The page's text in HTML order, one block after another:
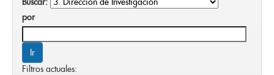
por
Filtros actuales: